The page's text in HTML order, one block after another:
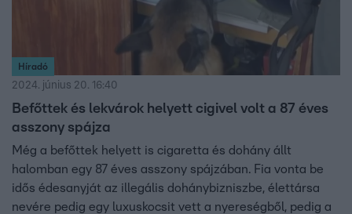
Híradó
2024. június 20. 16:40
Befőttek és lekvárok helyett cigivel volt a 87 éves
asszony spájza
Még a befőttek helyett is cigaretta és dohány állt
halomban egy 87 éves asszony spájzában. Fia vonta be
idős édesanyját az illegális dohánybizniszbe, élettársa
nevére pedig egy luxuskocsit vett a nyereségből, pedig a